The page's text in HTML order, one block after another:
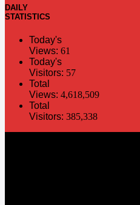
DAILY
STATISTICS
Today's
Views: 61
Today's
Visitors: 57
Total
Views: 4,618,509
Total
Visitors: 385,338